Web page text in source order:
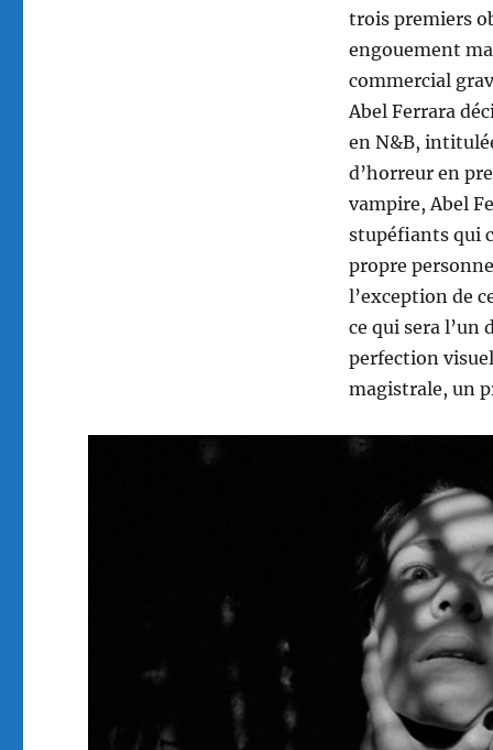
trois premiers
engouement
commercial
Abel Ferrara
en N&B,
d’horreur en
vampire, Abel
stupéfiants qui
propre
l’exception de
ce qui sera l’un
perfection
magistrale, un